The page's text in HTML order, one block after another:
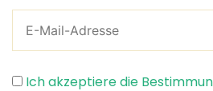
Ich akzeptiere die